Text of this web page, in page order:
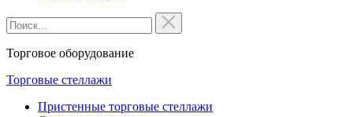
Торговое оборудование
Торговые стеллажи
Пристенные торговые стеллажи